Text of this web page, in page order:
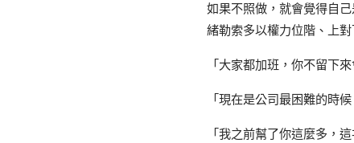
如果不照做，就會覺得自
緒勒索多以權力位階、上
「大家都加班，你不留下來
「現在是公司最困難的時
「我之前幫了你這麼多，